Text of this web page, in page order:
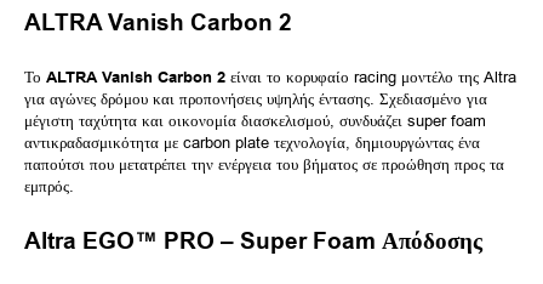
ALTRA Vanish Carbon 2
Το ALTRA Vanish Carbon 2 είναι το κορυφαίο racing μοντέλο της Altra
για αγώνες δρόμου και προπονήσεις υψηλής έντασης. Σχεδιασμένο για
μέγιστη ταχύτητα και οικονομία διασκελισμού, συνδυάζει super foam
αντικραδασμικότητα με carbon plate τεχνολογία, δημιουργώντας ένα
παπούτσι που μετατρέπει την ενέργεια του βήματος σε προώθηση προς τα
εμπρός.
Altra EGO™ PRO – Super Foam Απόδοσης